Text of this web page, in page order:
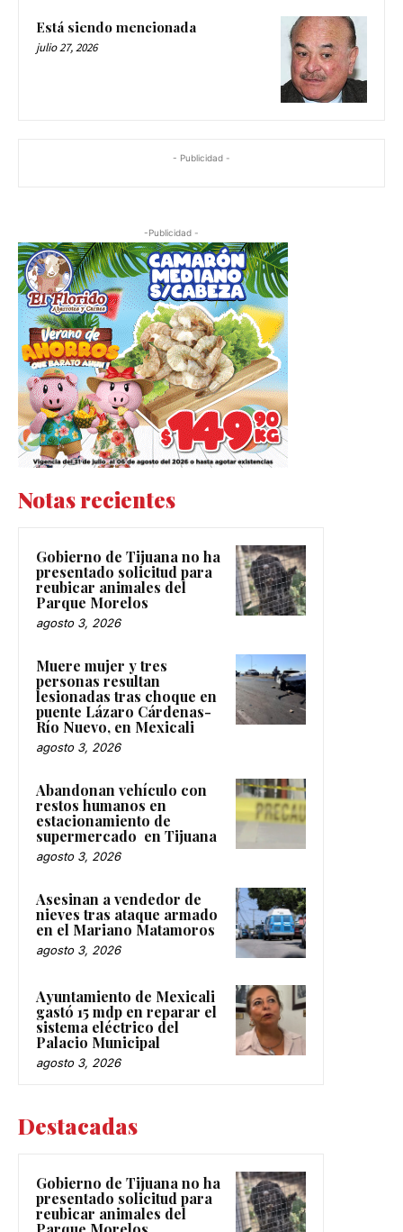
Está siendo mencionada
julio 27, 2026
- Publicidad -
-Publicidad -
Notas recientes
Gobierno de Tijuana no ha
presentado solicitud para
reubicar animales del
Parque Morelos
agosto 3, 2026
Muere mujer y tres
personas resultan
lesionadas tras choque en
puente Lázaro Cárdenas-
Río Nuevo, en Mexicali
agosto 3, 2026
Abandonan vehículo con
restos humanos en
estacionamiento de
supermercado en Tijuana
agosto 3, 2026
Asesinan a vendedor de
nieves tras ataque armado
en el Mariano Matamoros
agosto 3, 2026
Ayuntamiento de Mexicali
gastó 15 mdp en reparar el
sistema eléctrico del
Palacio Municipal
agosto 3, 2026
Destacadas
Gobierno de Tijuana no ha
presentado solicitud para
reubicar animales del